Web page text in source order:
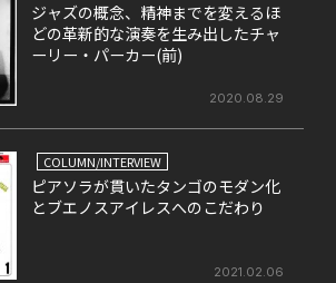
ジャズの概念、精神までを変えるほ
どの革新的な演奏を生み出したチャ
ーリー・パーカー(前)
2020.08.29
COLUMN/INTERVIEW
ピアソラが貫いたタンゴのモダン化
とブエノスアイレスへのこだわり
2021.02.06